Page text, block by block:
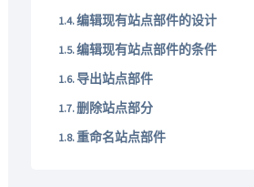
编辑现有站点部件的设计
编辑现有站点部件的条件
导出站点部件
删除站点部分
重命名站点部件